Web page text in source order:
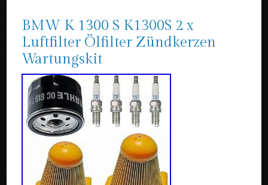
BMW K 1300 S K1300S 2 x
Luftfilter Ölfilter Zündkerzen
Wartungskit